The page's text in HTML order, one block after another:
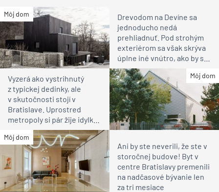
Môj dom
Drevodom na Devíne sa
jednoducho nedá
prehliadnuť. Pod strohým
exteriérom sa však skrýva
úplne iné vnútro, ako by ste
čakali
Môj dom
Vyzerá ako vystrihnutý
z typickej dedinky, ale
v skutočnosti stojí v
Bratislave. Uprostred
metropoly si pár žije idylku
ako na vidieku
Môj dom
Ani by ste neverili, že ste v
storočnej budove! Byt v
centre Bratislavy premenili
na nadčasové bývanie len
za tri mesiace